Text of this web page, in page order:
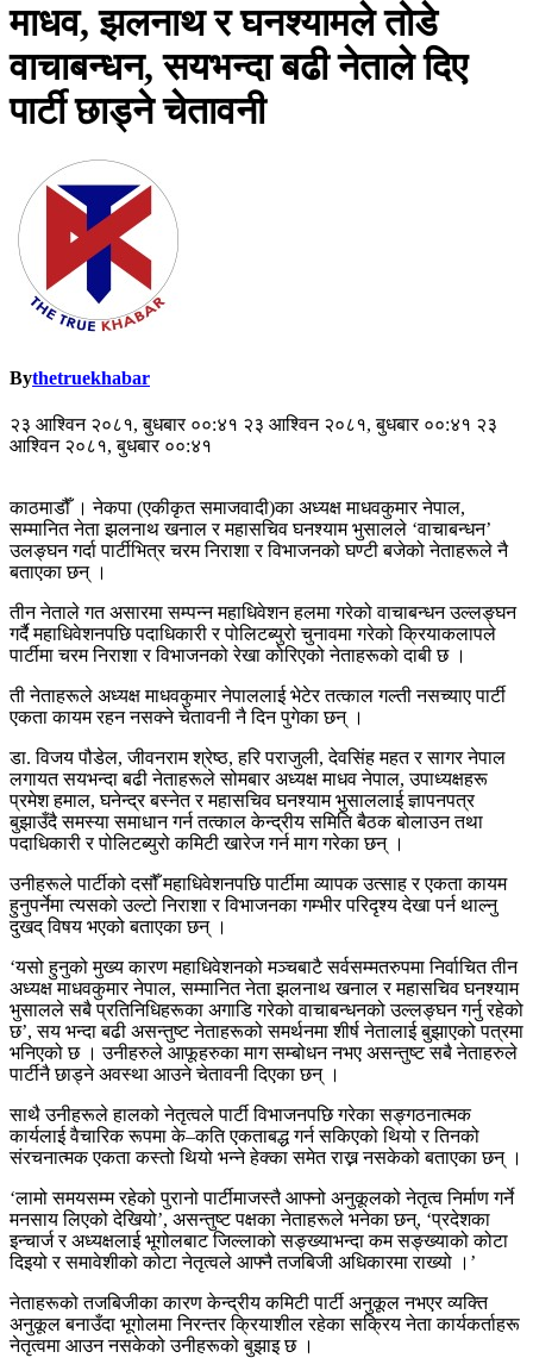
माधव, झलनाथ र घनश्यामले तोडे
वाचाबन्धन, सयभन्दा बढी नेताले दिए
पार्टी छाड्ने चेतावनी
Bythetruekhabar
२३ आश्विन २०८१, बुधबार ००:४१ २३ आश्विन २०८१, बुधबार ००:४१ २३
आश्विन २०८१, बुधबार ००:४१
काठमाडौँ । नेकपा (एकीकृत समाजवादी)का अध्यक्ष माधवकुमार नेपाल,
सम्मानित नेता झलनाथ खनाल र महासचिव घनश्याम भुसालले ‘वाचाबन्धन’
उलङ्घन गर्दा पार्टीभित्र चरम निराशा र विभाजनको घण्टी बजेको नेताहरूले नै
बताएका छन् ।
तीन नेताले गत असारमा सम्पन्न महाधिवेशन हलमा गरेको वाचाबन्धन उल्लङ्घन
गर्दै महाधिवेशनपछि पदाधिकारी र पोलिटब्युरो चुनावमा गरेको क्रियाकलापले
पार्टीमा चरम निराशा र विभाजनको रेखा कोरिएको नेताहरूको दाबी छ ।
ती नेताहरूले अध्यक्ष माधवकुमार नेपाललाई भेटेर तत्काल गल्ती नसच्याए पार्टी
एकता कायम रहन नसक्ने चेतावनी नै दिन पुगेका छन् ।
डा. विजय पौडेल, जीवनराम श्रेष्ठ, हरि पराजुली, देवसिंह महत र सागर नेपाल
लगायत सयभन्दा बढी नेताहरूले सोमबार अध्यक्ष माधव नेपाल, उपाध्यक्षहरू
प्रमेश हमाल, घनेन्द्र बस्नेत र महासचिव घनश्याम भुसाललाई ज्ञापनपत्र
बुझाउँदै समस्या समाधान गर्न तत्काल केन्द्रीय समिति बैठक बोलाउन तथा
पदाधिकारी र पोलिटब्युरो कमिटी खारेज गर्न माग गरेका छन् ।
उनीहरूले पार्टीको दसौँ महाधिवेशनपछि पार्टीमा व्यापक उत्साह र एकता कायम
हुनुपर्नेमा त्यसको उल्टो निराशा र विभाजनका गम्भीर परिदृश्य देखा पर्न थाल्नु
दुखद् विषय भएको बताएका छन् ।
‘यसो हुनुको मुख्य कारण महाधिवेशनको मञ्चबाटै सर्वसम्मतरुपमा निर्वाचित तीन
अध्यक्ष माधवकुमार नेपाल, सम्मानित नेता झलनाथ खनाल र महासचिव घनश्याम
भुसालले सबै प्रतिनिधिहरूका अगाडि गरेको वाचाबन्धनको उल्लङ्घन गर्नु रहेको
छ’, सय भन्दा बढी असन्तुष्ट नेताहरूको समर्थनमा शीर्ष नेतालाई बुझाएको पत्रमा
भनिएको छ । उनीहरुले आफूहरुका माग सम्बोधन नभए असन्तुष्ट सबै नेताहरुले
पार्टीनै छाड्ने अवस्था आउने चेतावनी दिएका छन् ।
साथै उनीहरूले हालको नेतृत्वले पार्टी विभाजनपछि गरेका सङ्गठनात्मक
कार्यलाई वैचारिक रूपमा के–कति एकताबद्ध गर्न सकिएको थियो र तिनको
संरचनात्मक एकता कस्तो थियो भन्ने हेक्का समेत राख्न नसकेको बताएका छन् ।
‘लामो समयसम्म रहेको पुरानो पार्टीमाजस्तै आफ्नो अनुकूलको नेतृत्व निर्माण गर्ने
मनसाय लिएको देखियो’, असन्तुष्ट पक्षका नेताहरूले भनेका छन्, ‘प्रदेशका
इन्चार्ज र अध्यक्षलाई भूगोलबाट जिल्लाको सङ्ख्याभन्दा कम सङ्ख्याको कोटा
दिइयो र समावेशीको कोटा नेतृत्वले आफ्नै तजबिजी अधिकारमा राख्यो ।’
नेताहरूको तजबिजीका कारण केन्द्रीय कमिटी पार्टी अनुकूल नभएर व्यक्ति
अनुकूल बनाउँदा भूगोलमा निरन्तर क्रियाशील रहेका सक्रिय नेता कार्यकर्ताहरू
नेतृत्वमा आउन नसकेको उनीहरूको बुझाइ छ ।